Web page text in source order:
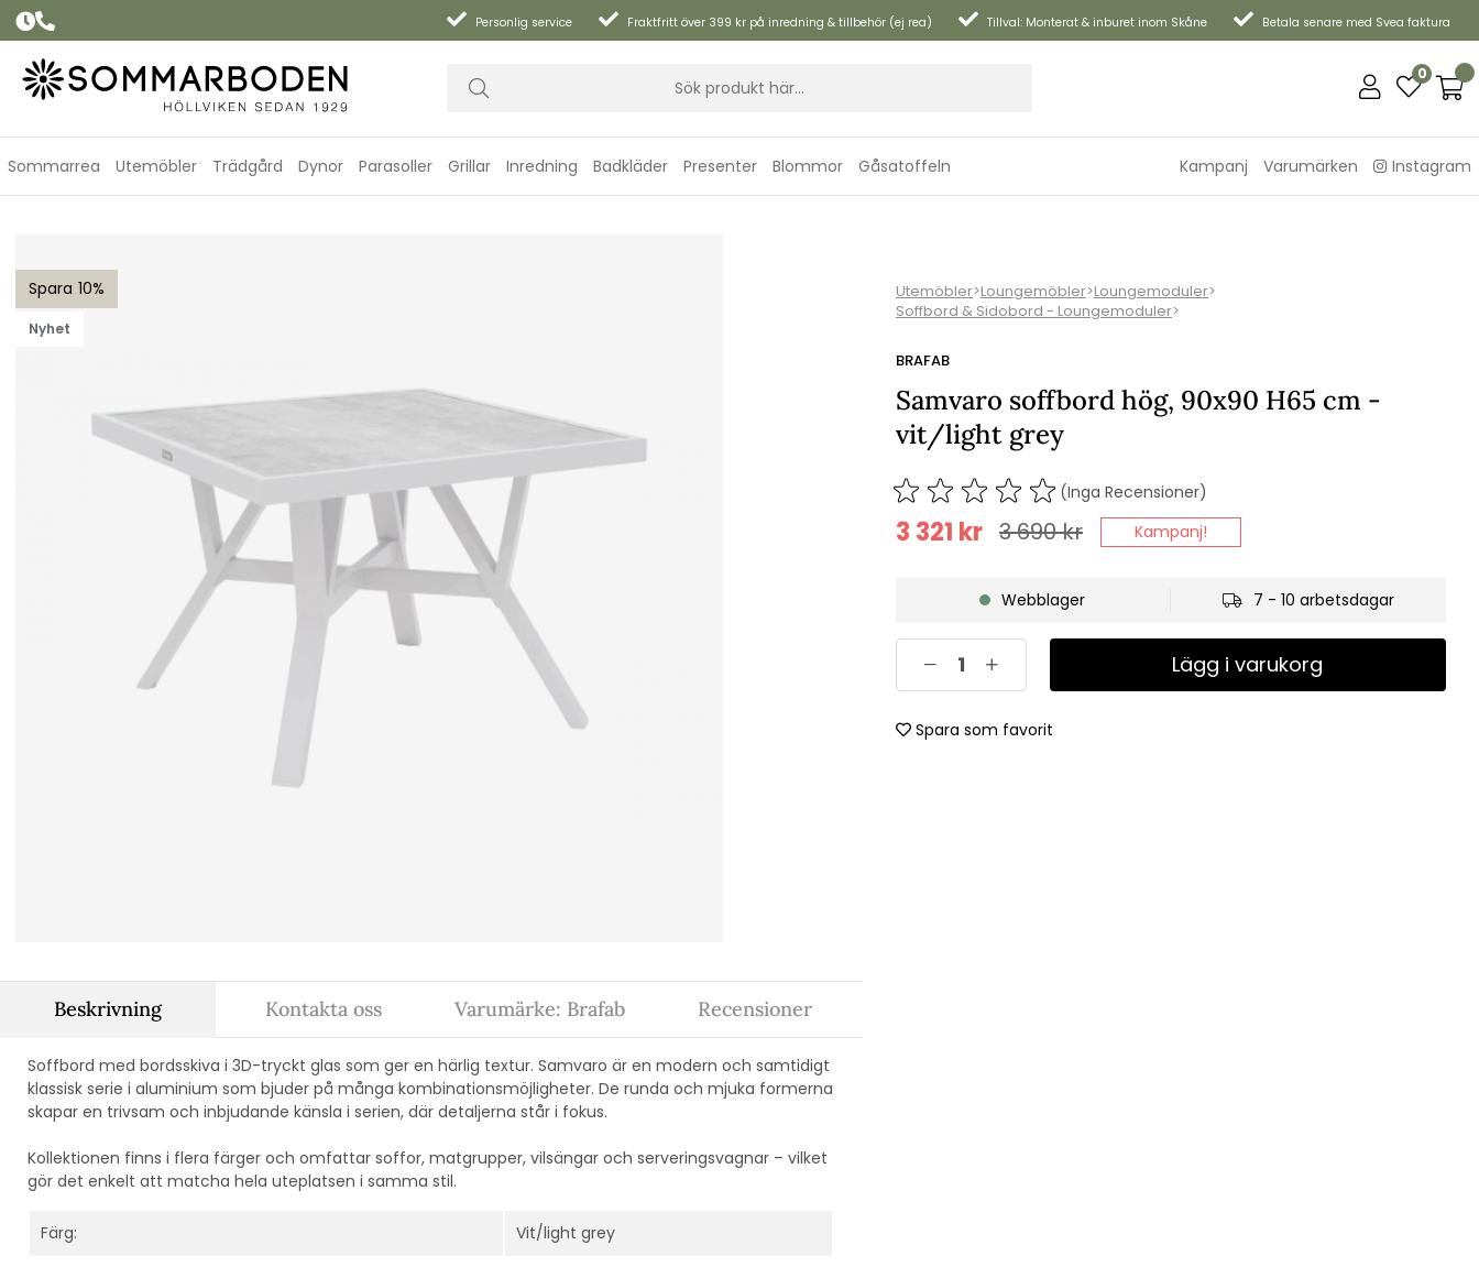
Personlig service Fraktfritt över 399 kr på inredning & tillbehör (ej rea) Tillval: Monterat & inburet inom Skåne Betala senare med Svea faktura
0
Sommarrea Utemöbler Trädgård Dynor Parasoller Grillar Inredning Badkläder Presenter Blommor Gåsatoffeln Kampanj Varumärken Instagram
10
Nyhet
Utemöbler>Loungemöbler>Loungemoduler>
Soffbord & Sidobord - Loungemoduler>
BRAFAB
Samvaro soffbord hög, 90x90 H65 cm -
vit/light grey
(Inga Recensioner)
3 690kr
3 321 kr Kampanj!
Webblager 7 - 10 arbetsdagar
Lägg i varukorg
Spara som favorit
Beskrivning
Soffbord med bordsskiva i 3D-tryckt glas som ger en härlig textur. Samvaro är en modern och samtidigt
klassisk serie i aluminium som bjuder på många kombinationsmöjligheter. De runda och mjuka formerna
skapar en trivsam och inbjudande känsla i serien, där detaljerna står i fokus.
Kollektionen finns i flera färger och omfattar soffor, matgrupper, vilsängar och serveringsvagnar – vilket
gör det enkelt att matcha hela uteplatsen i samma stil.
Färg: Vit/light grey
Kontakta oss Varumärke: Brafab Recensioner